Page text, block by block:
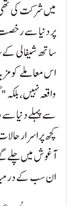
پر دنیا سے
ساتھ شیفالی کے
اس معاملے کو
واقعہ نہیں،
سے پہلے دنیا
کچھ پراسرار
آغوش میں چلے
ان سب کے